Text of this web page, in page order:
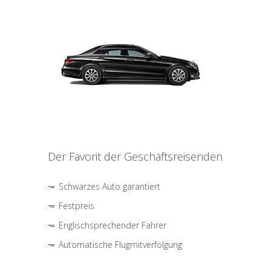
Der Favorit der Geschäftsreisenden
Schwarzes Auto garantiert
Festpreis
Englischsprechender Fahrer
Automatische Flugmitverfolgung